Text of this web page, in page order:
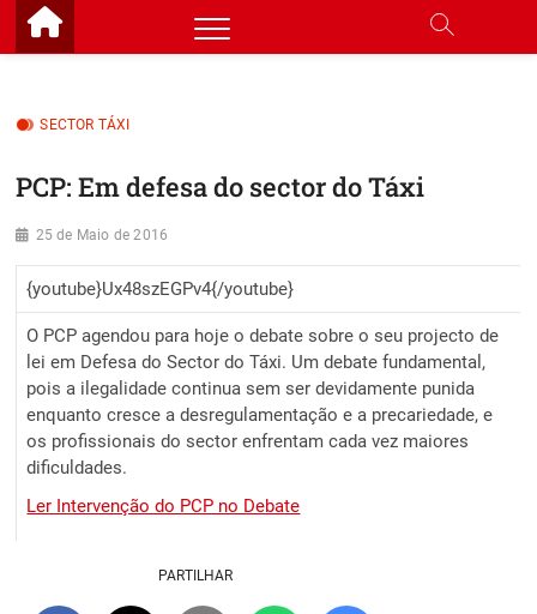
Skip
SECTOR TÁXI
PCP: Em defesa do sector do Táxi
25 de Maio de 2016
{youtube}Ux48szEGPv4{/youtube}
O PCP agendou para hoje o debate sobre o seu projecto de
lei em Defesa do Sector do Táxi. Um debate fundamental,
pois a ilegalidade continua sem ser devidamente punida
enquanto cresce a desregulamentação e a precariedade, e
os profissionais do sector enfrentam cada vez maiores
dificuldades.
Ler Intervenção do PCP no Debate
PARTILHAR